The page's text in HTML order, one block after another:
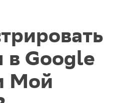
в Google
Мой